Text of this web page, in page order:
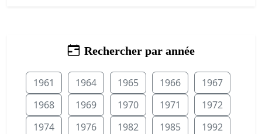
Rechercher par année
1961 1964 1965 1966
1967
1968
1969 1970 1971
1972
1974
1976 1982 1985
1992